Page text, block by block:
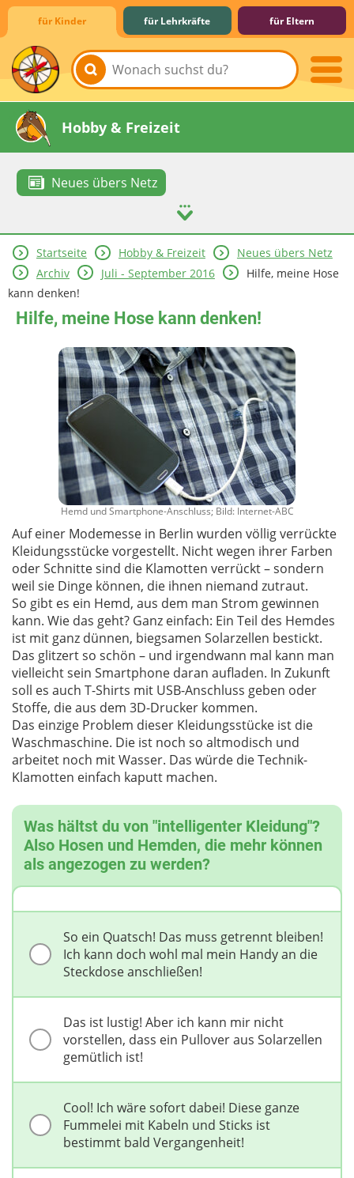
für Kinder für Lehrkräfte für Eltern
Lernen & Schule
Hobby & Freizeit
Neues übers Netz
Spiel & Spaß
Mitreden & Mitmachen
Startseite Hobby & Freizeit
Neues übers Netz
Archiv
Juli - September 2016
Hilfe, meine Hose
kann denken!
Hilfe, meine Hose kann denken!
Hemd und Smartphone-Anschluss; Bild: Internet-ABC
Auf einer Modemesse in Berlin wurden völlig verrückte
Kleidungsstücke vorgestellt. Nicht wegen ihrer Farben
oder Schnitte sind die Klamotten verrückt – sondern
weil sie Dinge können, die ihnen niemand zutraut.
So gibt es ein Hemd, aus dem man Strom gewinnen
kann. Wie das geht? Ganz einfach: Ein Teil des Hemdes
ist mit ganz dünnen, biegsamen Solarzellen bestickt.
Das glitzert so schön – und irgendwann mal kann man
vielleicht sein Smartphone daran aufladen. In Zukunft
soll es auch T-Shirts mit USB-Anschluss geben oder
Stoffe, die aus dem 3D-Drucker kommen.
Das einzige Problem dieser Kleidungsstücke ist die
Waschmaschine. Die ist noch so altmodisch und
arbeitet noch mit Wasser. Das würde die Technik-
Klamotten einfach kaputt machen.
Was hältst du von "intelligenter Kleidung"?
Also Hosen und Hemden, die mehr können
als angezogen zu werden?
So ein Quatsch! Das muss getrennt bleiben!
Ich kann doch wohl mal mein Handy an die
Steckdose anschließen!
Das ist lustig! Aber ich kann mir nicht
vorstellen, dass ein Pullover aus Solarzellen
gemütlich ist!
Cool! Ich wäre sofort dabei! Diese ganze
Fummelei mit Kabeln und Sticks ist
bestimmt bald Vergangenheit!